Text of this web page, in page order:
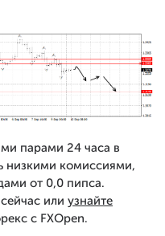
парами 24 часа в
низкими комиссиями,
от 0,0 пипса.
или узнайте
с FXOpen.